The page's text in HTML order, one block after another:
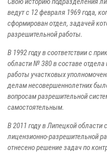
ведут с 12 февраля 1969 года,
сформирован отдел, задачей
разрешительной работы.
В 1992 году в соответствии с
области № 380 в составе
работы участковых
делам несовершеннолетних
вопросам разрешительной
самостоятельным.
В 2011 году в Липецкой
лицензионно-разрешительной
отнесено решение задач по